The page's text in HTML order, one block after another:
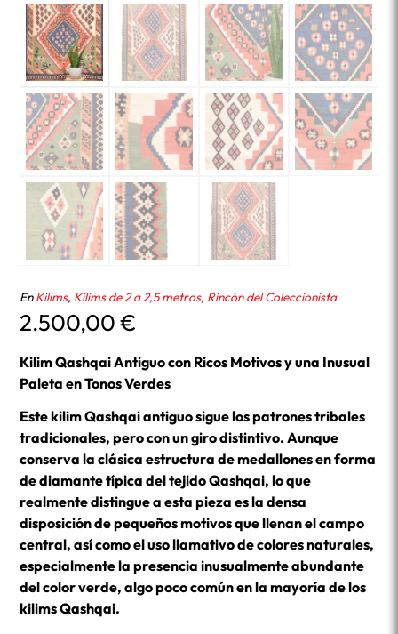
EnKilims, Kilims de 2 a 2,5 metros, Rincón del Coleccionista
2.500,00€
Kilim Qashqai Antiguo con Ricos Motivos y una Inusual
Paleta en Tonos Verdes
Este kilim Qashqai antiguo sigue los patrones tribales
tradicionales, pero con un giro distintivo. Aunque
conserva la clásica estructura de medallones en forma
de diamante típica del tejido Qashqai, lo que
realmente distingue a esta pieza es la densa
disposición de pequeños motivos que llenan el campo
central, así como el uso llamativo de colores naturales,
especialmente la presencia inusualmente abundante
del color verde, algo poco común en la mayoría de los
kilims Qashqai.